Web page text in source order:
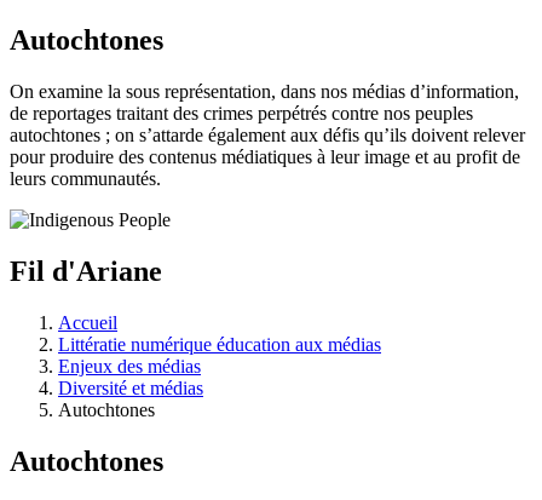
Autochtones
On examine la sous représentation, dans nos médias d’information,
de reportages traitant des crimes perpétrés contre nos peuples
autochtones ; on s’attarde également aux défis qu’ils doivent relever
pour produire des contenus médiatiques à leur image et au profit de
leurs communautés.
Fil d'Ariane
Accueil
Littératie numérique éducation aux médias
Enjeux des médias
Diversité et médias
Autochtones
Autochtones